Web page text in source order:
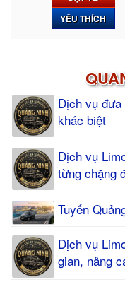
YÊU THÍCH
Dịch vụ
khác biệt
Dịch vụ
từng chặng
Tuyến
Dịch vụ
gian, nâng